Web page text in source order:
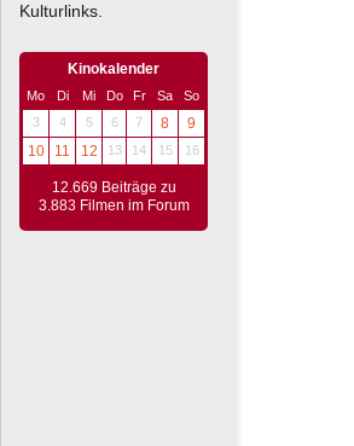
Kulturlinks.
Kinokalender
Mo Di Mi Do Fr Sa
So
3
4 5 6 7 8
9
10
11 12 13 14 15 16
12.669 Beiträge zu
3.883 Filmen im Forum